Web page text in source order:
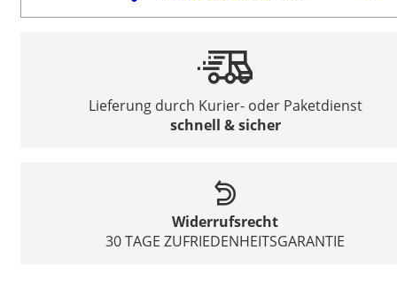
Lieferung durch Kurier- oder Paketdienst
schnell & sicher
Widerrufsrecht
30 TAGE ZUFRIEDENHEITSGARANTIE